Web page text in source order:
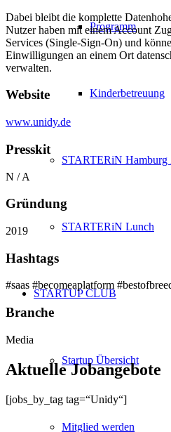
Programm
Kinderbetreuung
STARTERiN Hamburg
STARTERiN Lunch
STARTUP CLUB
Startup Übersicht
Mitglied werden
Dabei bleibt die komplette
Nutzer haben mit einem Account
Services (Single-Sign-On) und
Einwilligungen an einem Ort
verwalten.
Website
www.unidy.de
Presskit
N / A
Gründung
2019
Hashtags
#saas #becomeaplatform
Branche
Media
Aktuelle Jobangebote
[jobs_by_tag tag=“Unidy“]